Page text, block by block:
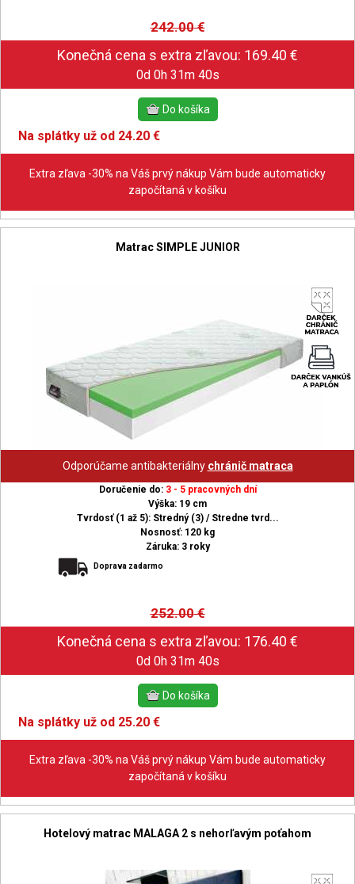
242.00€
0d 0h 31m 39s
Na splátky už od 24.20 €
Extra zľava -30% na Váš prvý nákup Vám bude automaticky
započítaná v košíku
Matrac SIMPLE JUNIOR
Odporúčame antibakteriálny chránič matraca
Doručenie do: 3 - 5 pracovných dní
Výška: 19 cm
Tvrdosť (1 až 5): Stredný (3) / Stredne tvrd...
Nosnosť: 120 kg
Záruka: 3 roky
Doprava zadarmo
252.00€
0d 0h 31m 39s
Na splátky už od 25.20 €
Extra zľava -30% na Váš prvý nákup Vám bude automaticky
započítaná v košíku
Hotelový matrac MALAGA 2 s nehorľavým poťahom